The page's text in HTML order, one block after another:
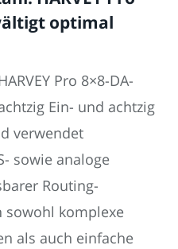
optimal
Pro 8×8-DA-
Ein- und achtzig
verwendet
sowie analoge
Routing-
sowohl komplexe
als auch einfache